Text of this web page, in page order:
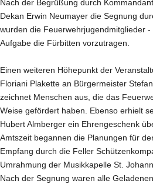
Nach der Begrüßung durch
Dekan Erwin Neumayer die Segnung
wurden die Feuerwehrjugendmitglieder
Aufgabe die Fürbitten vorzutragen.
Einen weiteren Höhepunkt der
Floriani Plakette an Bürgermeister
zeichnet Menschen aus, die das
Weise gefördert haben. Ebenso erhielt
Hubert Almberger ein Ehrengeschenk
Amtszeit begannen die Planungen für
Empfang durch die Feller
Umrahmung der Musikkapelle St.
Nach der Segnung waren alle